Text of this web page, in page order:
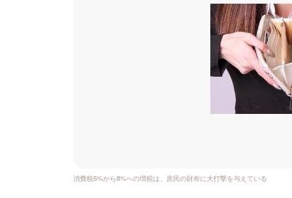
消費税5%から8%への増税は、庶民の財布に大打撃を与えている